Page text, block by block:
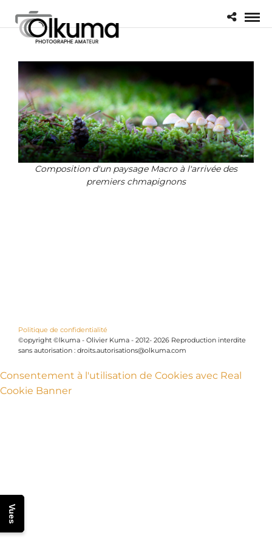
Composition d'un paysage Macro à l'arrivée des
premiers chmapignons
Politique de confidentialité
©opyright ©lkuma - Olivier Kuma - 2012- 2026 Reproduction interdite
sans autorisation : droits.autorisations@olkuma.com
Vues
Consentement à l'utilisation de Cookies avec Real
Cookie Banner